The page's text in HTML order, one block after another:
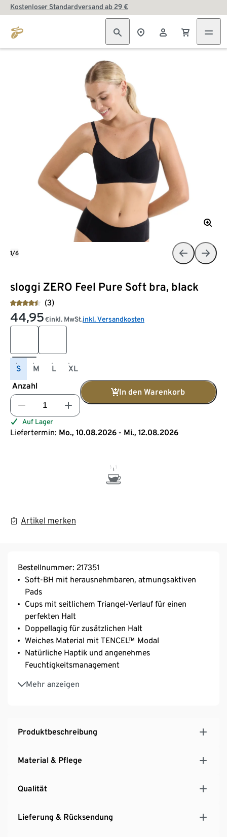
Kostenloser Standardversand ab 29 €
sloggi ZERO Feel Pure Soft bra, black
(3)
44,95 €inkl. MwSt.inkl. Versandkosten
S M L
XL
Anzahl
In den Warenkorb
Auf Lager
Liefertermin: Mo., 10.08.2026 - Mi., 12.08.2026
Artikel merken
1/6
Bestellnummer: 217351
Soft-BH mit herausnehmbaren, atmungsaktiven
Pads
Cups mit seitlichem Triangel-Verlauf für einen
perfekten Halt
Doppellagig für zusätzlichen Halt
Weiches Material mit TENCEL™ Modal
Natürliche Haptik und angenehmes
Feuchtigkeitsmanagement
Mehr anzeigen
360°-Stretch-Material, hochelastisch ohne dabei die
Form zu verlieren
Produktbeschreibung
Material & Pflege
Qualität
Lieferung & Rücksendung